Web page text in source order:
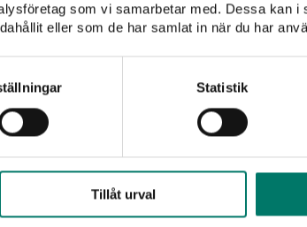
som vi samarbetar med. Dessa kan i
eller som de har samlat in när du har
Statistik
Tillåt urval
Pizza Fisk & skaldjur Vegetariskt
Champagne